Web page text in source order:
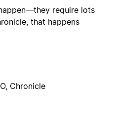
require lots
that happens
Chronicle